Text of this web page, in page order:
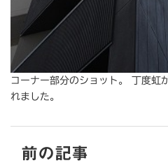
コーナー部分のショット。 丁度虹
れました。
前の記事